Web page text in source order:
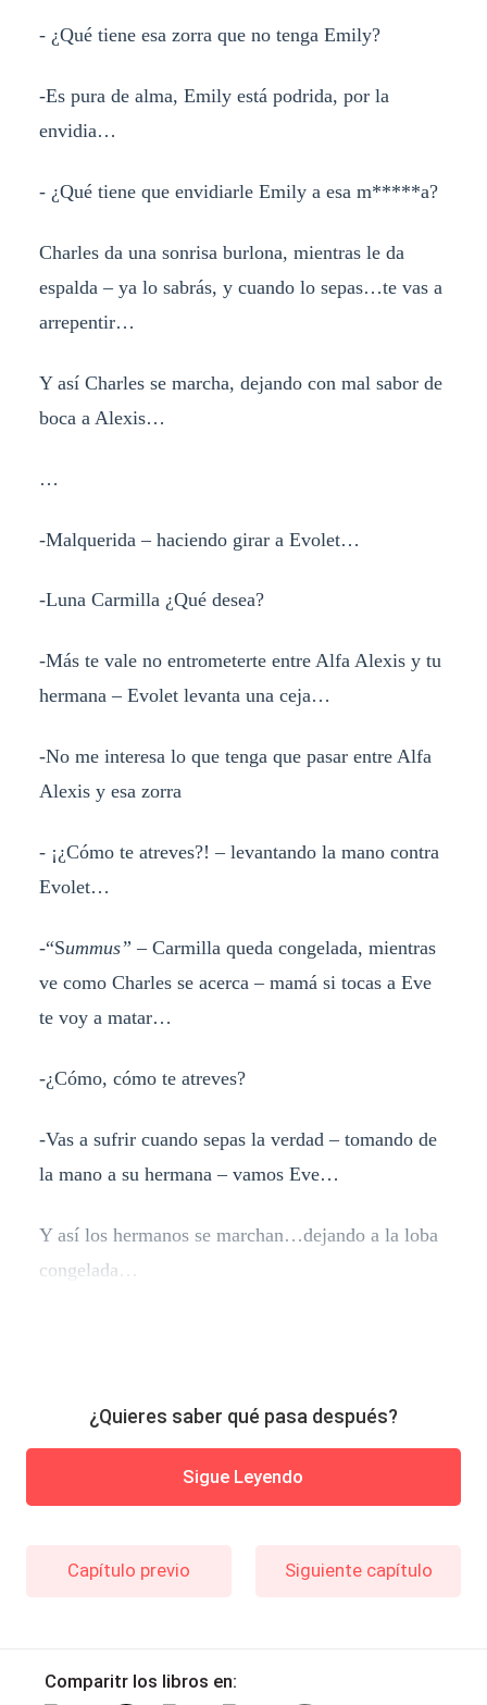
- ¿Qué tiene esa zorra que no tenga Emily?
-Es pura de alma, Emily está podrida, por la
envidia…
- ¿Qué tiene que envidiarle Emily a esa m*****a?
Charles da una sonrisa burlona, mientras le da
espalda – ya lo sabrás, y cuando lo sepas…te vas a
arrepentir…
Y así Charles se marcha, dejando con mal sabor de
boca a Alexis…
…
-Malquerida – haciendo girar a Evolet…
-Luna Carmilla ¿Qué desea?
-Más te vale no entrometerte entre Alfa Alexis y tu
hermana – Evolet levanta una ceja…
-No me interesa lo que tenga que pasar entre Alfa
Alexis y esa zorra
- ¡¿Cómo te atreves?! – levantando la mano contra
Evolet…
-“Summus” – Carmilla queda congelada, mientras
ve como Charles se acerca – mamá si tocas a Eve
te voy a matar…
-¿Cómo, cómo te atreves?
-Vas a sufrir cuando sepas la verdad – tomando de
la mano a su hermana – vamos Eve…
Y así los hermanos se marchan…dejando a la loba
congelada…
¿Quieres saber qué pasa después?
Sigue Leyendo
Capítulo previo Siguiente capítulo
Comparitr los libros en: